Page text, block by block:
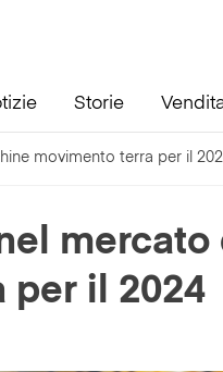
Storie
movimento terra per il
mercato
per il 2024